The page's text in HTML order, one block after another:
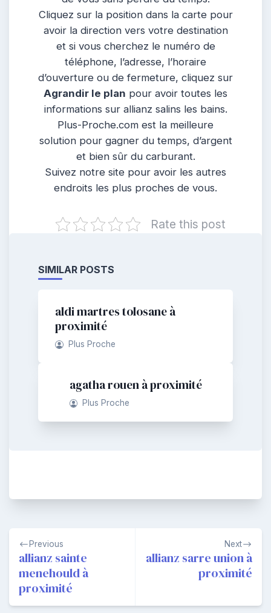
Cliquez sur la position dans la carte pour
avoir la direction vers votre destination
et si vous cherchez le numéro de
téléphone, l’adresse, l’horaire
d’ouverture ou de fermeture, cliquez sur
Agrandir le plan pour avoir toutes les
informations sur allianz salins les bains.
Plus-Proche.com est la meilleure
solution pour gagner du temps, d’argent
et bien sûr du carburant.
Suivez notre site pour avoir les autres
endroits les plus proches de vous.
Rate this post
SIMILAR POSTS
aldi martres tolosane à
proximité
Plus Proche
agatha rouen à proximité
Plus Proche
Navigation
de
l’article
Previous
allianz sainte
menehould à
proximité
Next
allianz sarre union à
proximité